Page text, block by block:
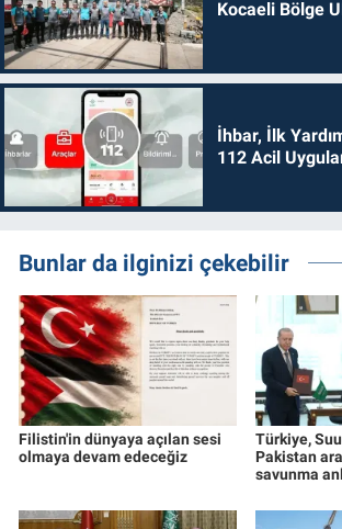
Kocaeli Bölge
İhbar, İlk
112 Acil
Bunlar da ilginizi çekebilir
Filistin'in dünyaya açılan sesi
olmaya devam edeceğiz
Türkiye,
Pakistan
savunma